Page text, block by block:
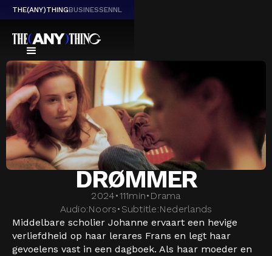
THE(ANY)THINGBUSINESSENNL
DRØMMER
2024•111min• Drama
Audio:Noors• Subtitle:Nederlands
Middelbare scholier Johanne ervaart een hevige
verliefdheid op haar lerares Frans en legt haar
gevoelens vast in een dagboek. Als haar moeder en